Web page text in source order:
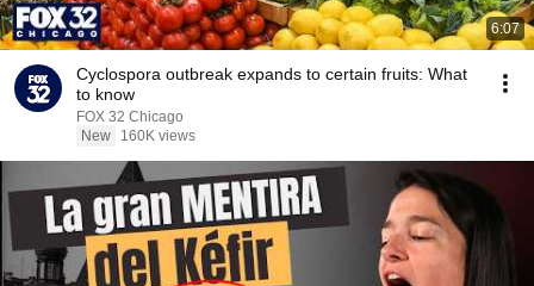
6:07
Cyclospora outbreak expands to certain fruits: What
to know
FOX 32 Chicago
New
160K views